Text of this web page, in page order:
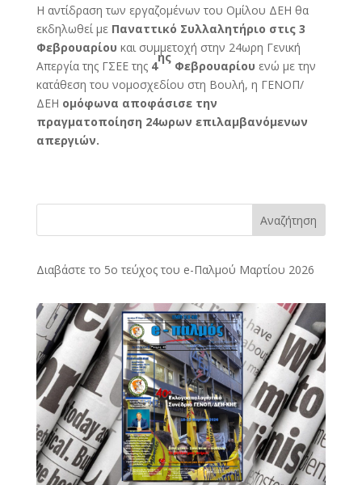
Η αντίδραση των εργαζομένων του Ομίλου ΔΕΗ θα
εκδηλωθεί με Παναττικό Συλλαλητήριο στις 3
Φεβρουαρίου και συμμετοχή στην 24ωρη Γενική
Απεργία της ΓΣΕΕ της 4
ης
Φεβρουαρίου ενώ με την
κατάθεση του νομοσχεδίου στη Βουλή, η ΓΕΝΟΠ/
ΔΕΗ ομόφωνα αποφάσισε την
πραγματοποίηση 24ωρων επιλαμβανόμενων
απεργιών.
Αναζήτηση
Διαβάστε το 5ο τεύχος του e-Παλμού Μαρτίου 2026